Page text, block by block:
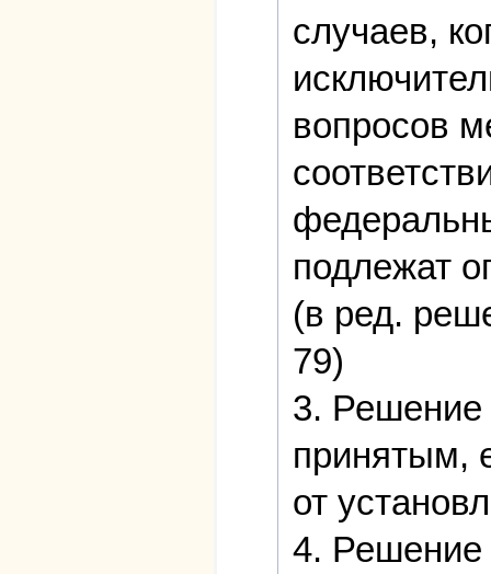
случаев,
вопросов
подлежат
(в ред.
79)
3. Решение
принятым,
от
4. Решение